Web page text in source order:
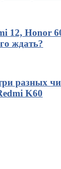
12, Honor
ждать?
разных
K60